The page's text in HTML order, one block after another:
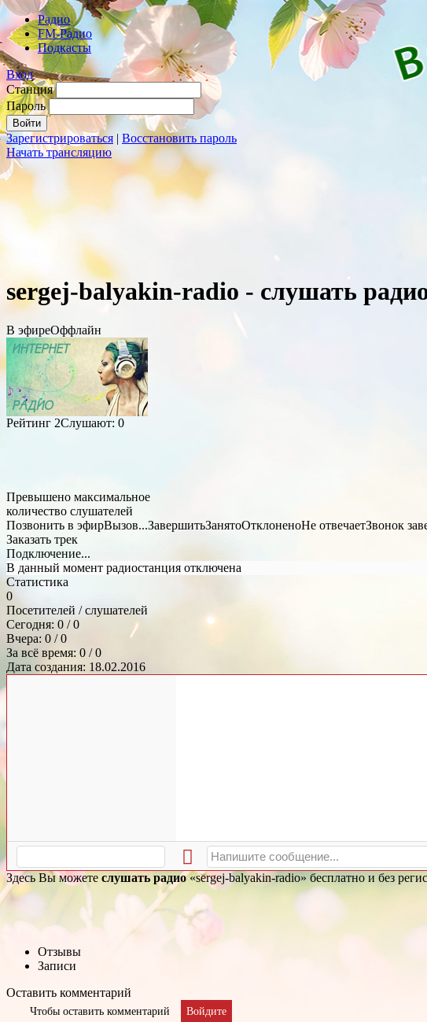
Радио
FM-Радио
Подкасты
Вход
Станция
Пароль
Зарегистрироваться | Восстановить пароль
Начать трансляцию
sergej-balyakin-radio - слушать
В эфиреОффлайн
Рейтинг 2Слушают: 0
Превышено максимальное
количество слушателей
Позвонить в эфирВызов...ЗавершитьЗанятоОтклоненоНе отвечаетЗвонок
Заказать трек
Подключение...
В данный момент радиостанция отключена
Статистика
0
Посетителей / слушателей
Сегодня: 0 / 0
Вчера: 0 / 0
За всё время: 0 / 0
Дата создания: 18.02.2016
Здесь Вы можете слушать радио«sergej-balyakin-radio» бесплатно и без
Отзывы
Записи
Оставить комментарий
Чтобы оставить комментарий Войдите